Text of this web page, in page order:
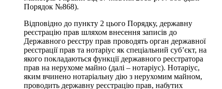
Порядок №868).
Відповідно до пункту 2 цього Порядку, державну
реєстрацію прав шляхом внесення записів до
Державного реєстру прав проводять орган державної
реєстрації прав та нотаріус як спеціальний суб’єкт, на
якого покладаються функції державного реєстратора
прав на нерухоме майно (далі – нотаріус). Нотаріус,
яким вчинено нотаріальну дію з нерухомим майном,
проводить державну реєстрацію прав, набутих